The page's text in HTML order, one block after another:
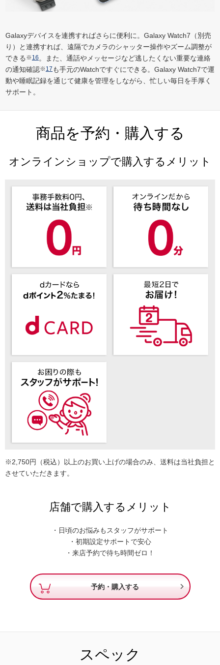
Galaxyデバイスを連携すればさらに便利に。Galaxy Watch7（別売
り）と連携すれば、遠隔でカメラのシャッター操作やズーム調整が
できる ※16 。また、通話やメッセージなど逃したくない重要な連絡
の通知確認※17 も手元のWatchですぐにできる。Galaxy Watch7で運
動や睡眠記録を通じて健康を管理をしながら、忙しい毎日を手厚く
サポート。
商品を予約・購入する
オンラインショップで購入するメリット
※2,750円（税込）以上のお買い上げの場合のみ、送料は当社負担と
させていただきます。
店舗で購入するメリット
・日頃のお悩みもスタッフがサポート
・初期設定サポートで安心
・来店予約で待ち時間ゼロ！
予約・購入する 
スペック